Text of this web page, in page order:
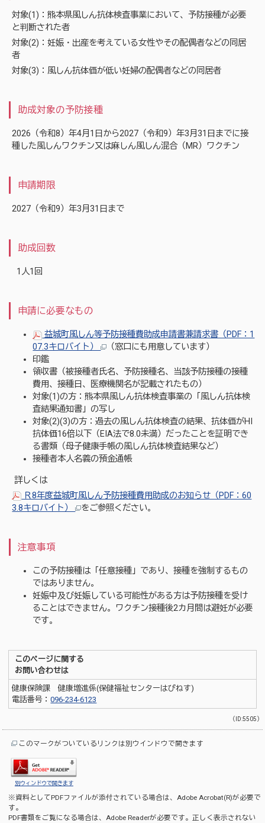
対象(1)：熊本県風しん抗体検査事業において、予防接種が必要
と判断された者
対象(2)：妊娠・出産を考えている女性やその配偶者などの同居
者
対象(3)：風しん抗体価が低い妊婦の配偶者などの同居者
助成対象の予防接種
2026（令和8）年4月1日から2027（令和9）年3月31日までに接
種した風しんワクチン又は麻しん風しん混合（MR）ワクチン
申請期限
2027（令和9）年3月31日まで
助成回数
1人1回
申請に必要なもの
益城町風しん等予防接種費助成申請書兼請求書（PDF：1
07.3キロバイト）
（窓口にも用意しています）
印鑑
領収書（被接種者氏名、予防接種名、当該予防接種の接種
費用、接種日、医療機関名が記載されたもの）
対象(1)の方：熊本県風しん抗体検査事業の「風しん抗体検
査結果通知書」の写し
対象(2)(3)の方：過去の風しん抗体検査の結果、抗体価がHI
抗体価16倍以下（EIA法で8.0未満）だったことを証明でき
る書類（母子健康手帳の風しん抗体検査結果など）
接種者本人名義の預金通帳
詳しくは
Ｒ8年度益城町風しん予防接種費用助成のお知らせ（PDF：60
3.8キロバイト）
をご参照ください。
注意事項
この予防接種は「任意接種」であり、接種を強制するもの
ではありません。
妊娠中及び妊娠している可能性がある方は予防接種を受け
ることはできません。ワクチン接種後2カ月間は避妊が必要
です。
このページに関する
お問い合わせは
健康保険課 健康増進係(保健福祉センターはぴねす)
電話番号：096-234-6123
（ID:5505）
このマークがついているリンクは別ウインドウで開きます
別ウィンドウで開きます
※資料としてPDFファイルが添付されている場合は、Adobe Acrobat(R)が必要で
す。
PDF書類をご覧になる場合は、Adobe Readerが必要です。正しく表示されない